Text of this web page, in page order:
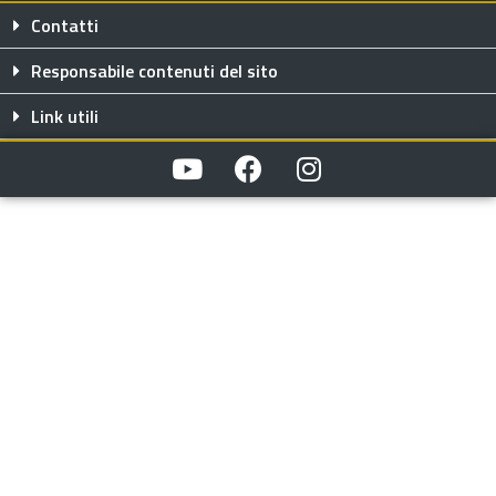
Contatti
Responsabile contenuti del sito
Link utili